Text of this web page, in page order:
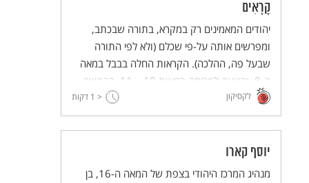
קָרָאִים
יהודים המאמינים רק במקרא, בתורה שבכתב,
ומפרשים אותה על-פי שכלם (ולא לפי התורה
שבעל פה, ההלכה). הקראות החלה בבבל במאה
ה-8, והגיעה לפריחה במאות 10 – 11. בהמשך
התפשטה גם לצפון אפריקה ולאירופה. היום נמצא
מרכז הקראים בישראל, בעיר רמלה.
לקסיקון < 1 דקות
יוסף קארו
מנהיג המרכז היהודי בצפת של המאה ה-16, בן